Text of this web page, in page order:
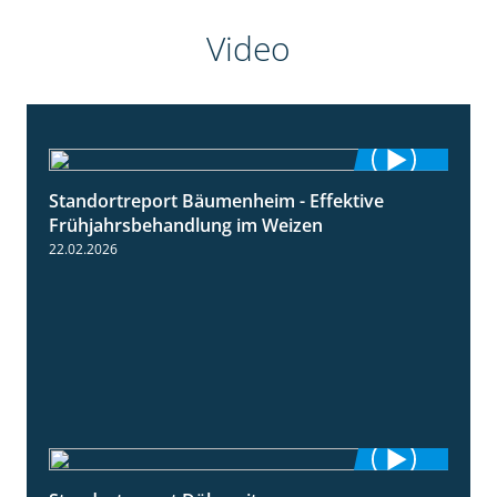
Video
4:20
Standortreport Bäumenheim - Effektive
Frühjahrsbehandlung im Weizen
22.02.2026